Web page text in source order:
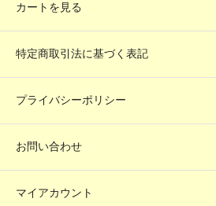
カートを見る
特定商取引法に基づく表記
プライバシーポリシー
お問い合わせ
マイアカウント